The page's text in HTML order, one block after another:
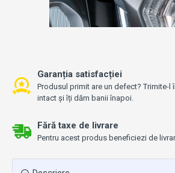
Fără taxe de livrare
Pentru acest produs beneficiezi de
Garanția satisfacției
Produsul primit are un defect? Trimite-l
intact și îți dăm banii înapoi.